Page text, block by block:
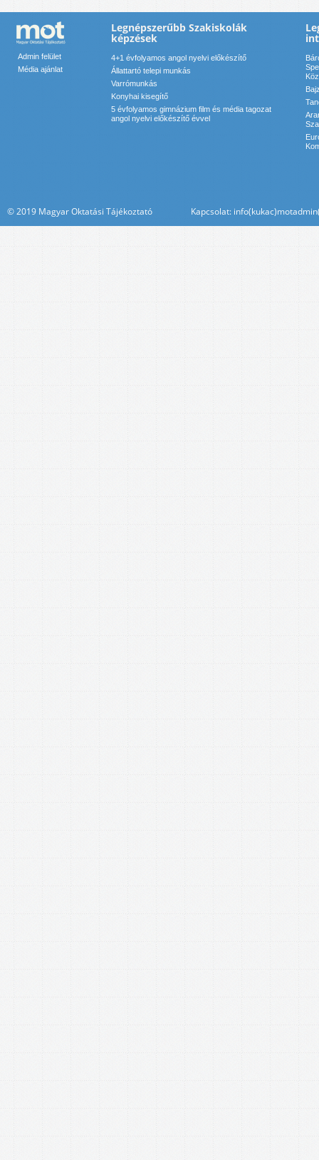
Admin felület
Média ajánlat
Legnépszerűbb Szakiskolák
képzések
4+1 évfolyamos angol nyelvi előkészítő
Állattartó telepi munkás
Varrómunkás
Konyhai kisegítő
5 évfolyamos gimnázium film és média tagozat
angol nyelvi előkészítő évvel
© 2019 Magyar Oktatási Tájékoztató Kapcsolat: